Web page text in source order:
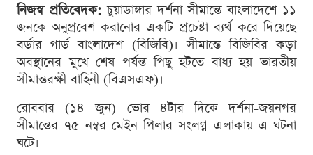
নিজস্ব প্রতিবেদক:চুয়াডাঙ্গার দর্শনা সীমান্তে বাংলাদেশে ১১
জনকে অনুপ্রবেশ করানোর একটি প্রচেষ্টা ব্যর্থ করে দিয়েছে
বর্ডার গার্ড বাংলাদেশ (বিজিবি)। সীমান্তে বিজিবির কড়া
অবস্থানের মুখে শেষ পর্যন্ত পিছু হটতে বাধ্য হয় ভারতীয়
সীমান্তরক্ষী বাহিনী (বিএসএফ)।
রোববার (১৪ জুন) ভোর ৪টার দিকে দর্শনা-জয়নগর
সীমান্তের ৭৫ নম্বর মেইন পিলার সংলগ্ন এলাকায় এ ঘটনা
ঘটে।